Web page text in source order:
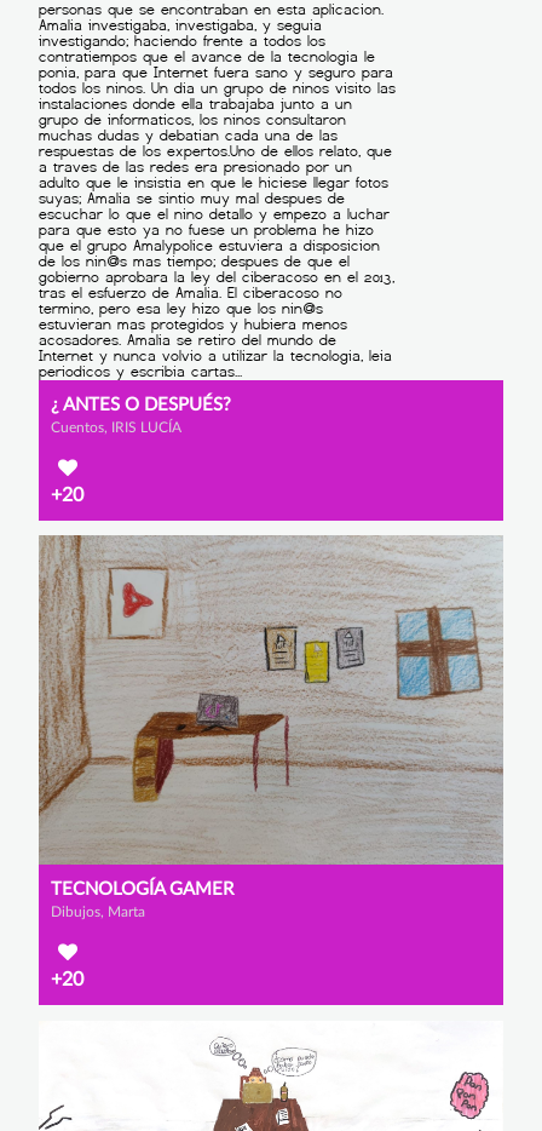
¿ ANTES O DESPUÉS?
Cuentos, IRIS LUCÍA
+20
TECNOLOGÍA GAMER
Dibujos, Marta
+20